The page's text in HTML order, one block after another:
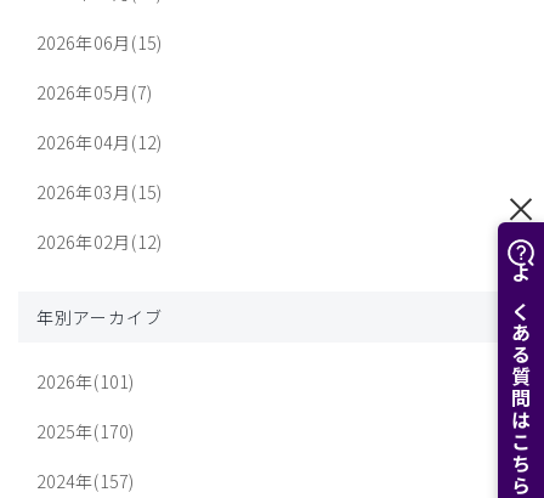
よくある質問はこちら
2026年06月(15)
2026年05月(7)
2026年04月(12)
2026年03月(15)
2026年02月(12)
年別アーカイブ
2026年(101)
2025年(170)
2024年(157)